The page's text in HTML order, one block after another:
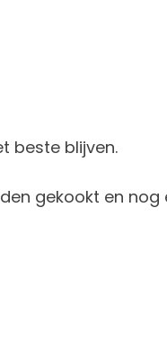
beste blijven.
gekookt en